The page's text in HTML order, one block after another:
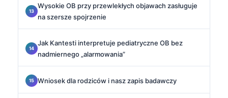
Wysokie OB przy przewlekłych objawach zasługuje
na szersze spojrzenie
Jak Kantesti interpretuje pediatryczne OB bez
nadmiernego „alarmowania”
Wniosek dla rodziców i nasz zapis badawczy